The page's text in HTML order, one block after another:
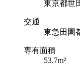
東京都世
交通
東急田園
専有面積
53.7m²